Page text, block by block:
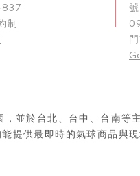
制
號
並於台北、台中、台南等
提供最即時的氣球商品與現